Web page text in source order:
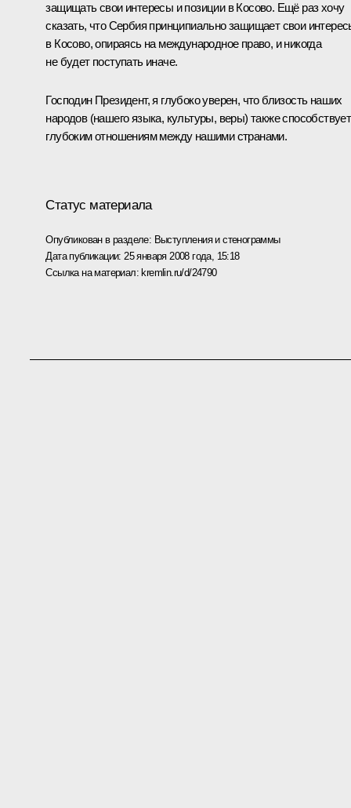
защищать свои интересы и позиции в Косово. Ещё раз хочу
сказать, что Сербия принципиально защищает свои
в Косово, опираясь на международное право, и никогда
не будет поступать иначе.
Господин Президент, я глубоко уверен, что близость наших
народов (нашего языка, культуры, веры) также способствует
глубоким отношениям между нашими странами.
Статус материала
Опубликован в разделе: Выступления и стенограммы
Дата публикации: 25 января 2008 года, 15:18
Ссылка на материал:kremlin.ru/d/24790